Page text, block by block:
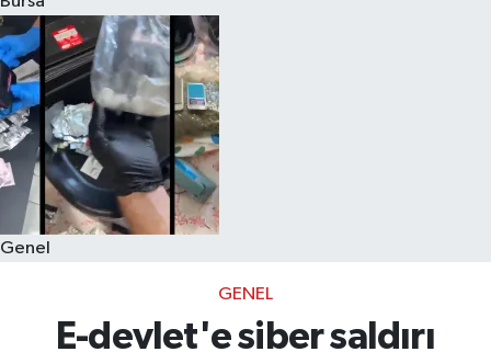
Genel
GENEL
E-devlet'e siber saldırı
Eğitim
Sağlık
Dünya
Magazin
Kültür & Sanat